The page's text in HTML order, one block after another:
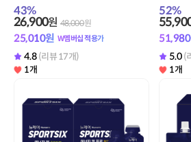
43%
26,900원 48,000원
25,010원 W멤버십 적용가
4.8 (리뷰 17개)
1개
복숭아
적립금
52%
51,980
5.0 (
1개